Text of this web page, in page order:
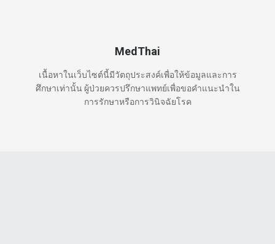
MedThai
เนื้อหาในเว็บไซต์นี้มีวัตถุประสงค์เพื่อให้ข้อมูลและการ
ศึกษาเท่านั้น ผู้ป่วยควรปรึกษาแพทย์เพื่อขอคำแนะนำใน
การรักษาหรือการวินิจฉัยโรค